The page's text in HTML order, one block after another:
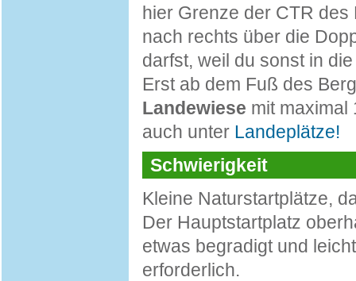
hier Grenze der CTR
nach rechts über die
darfst, weil du sonst in
Erst ab dem Fuß des
Landewiese mit maximal
auch unter Landeplätze!
Schwierigkeit
Kleine Naturstartplätze,
Der Hauptstartplatz
etwas begradigt und
erforderlich.